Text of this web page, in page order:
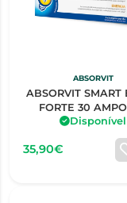
ABSORVIT
ABSORVIT SMART
FORTE 30
BEBÍVEIS 10ML
Disponível
35,90€